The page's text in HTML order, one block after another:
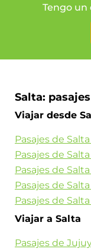
Tengo
Salta:
Viajar desde
Pasajes de
Pasajes de
Pasajes de
Pasajes de
Pasajes de
Viajar a Salta
Pasajes de